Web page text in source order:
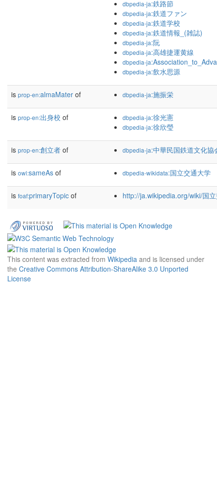
dbpedia-ja:鉄路節
dbpedia-ja:鉄道ファン
dbpedia-ja:鉄道学校
dbpedia-ja:鉄道情報_(雑誌)
dbpedia-ja:阮
dbpedia-ja:高雄捷運黄線
dbpedia-ja
dbpedia-ja:飲水思源
is prop-en:almaMater of dbpedia-ja:施振栄
is prop-en:出身校 of dbpedia-ja:徐光憲
dbpedia-ja:徐欣瑩
is prop-en:創立者 of dbpedia-ja:中華民国鉄道文化協
is owl:sameAs of dbpedia-wikidata:国立交通大学
is foaf:primaryTopic of http://ja.wikipedia.org/wiki/国
This content was extracted from Wikipedia and is licensed under
the Creative Commons Attribution-ShareAlike 3.0 Unported
License